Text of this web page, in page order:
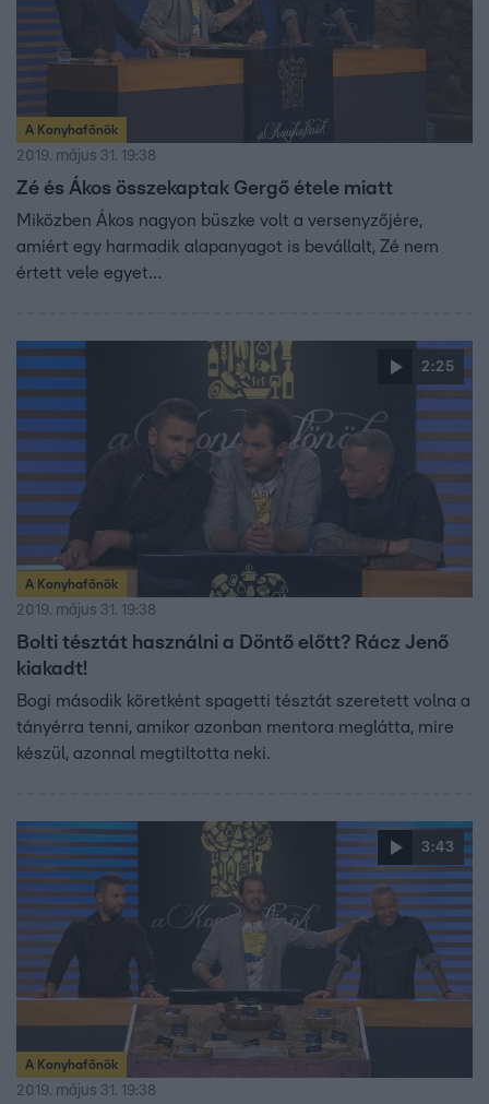
A Konyhafőnök
2019. május 31. 19:38
Zé és Ákos összekaptak Gergő étele miatt
Miközben Ákos nagyon büszke volt a versenyzőjére,
amiért egy harmadik alapanyagot is bevállalt, Zé nem
értett vele egyet…
2:25
A Konyhafőnök
2019. május 31. 19:38
Bolti tésztát használni a Döntő előtt? Rácz Jenő
kiakadt!
Bogi második köretként spagetti tésztát szeretett volna a
tányérra tenni, amikor azonban mentora meglátta, mire
készül, azonnal megtiltotta neki.
3:43
A Konyhafőnök
2019. május 31. 19:38